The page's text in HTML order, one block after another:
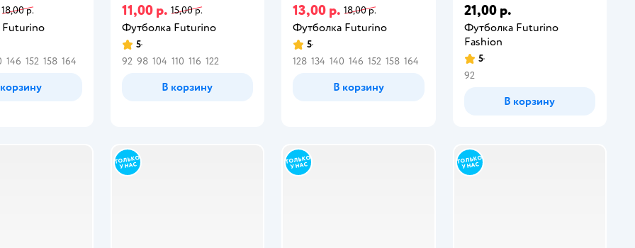
18,00 р.
Futurino
146 152 158 164
11,00 р. 15,00 р.
Футболка Futurino
5
92 98 104 110 116 122
В корзину
13,00 р. 18,00 р.
Футболка Futurino
5
128 134 140 146 152 158 164
В корзину
21,00 р.
Футболка Futurino
Fashion
5
92
В корзину